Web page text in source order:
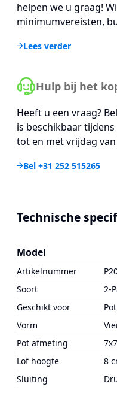
helpen we u graag!
minimumvereisten,
Lees verder
Hulp bij het
Heeft u een vraag?
is beschikbaar
tot en met vrijdag van
Bel +31 252 515265
Technische
Model
Artikelnummer
Soort
2-
Geschikt voor
Vorm
Pot afmeting
Lof hoogte
8
Sluiting